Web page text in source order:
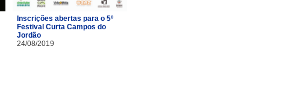
Inscrições abertas para o 5º
Festival Curta Campos do
Jordão
24/08/2019